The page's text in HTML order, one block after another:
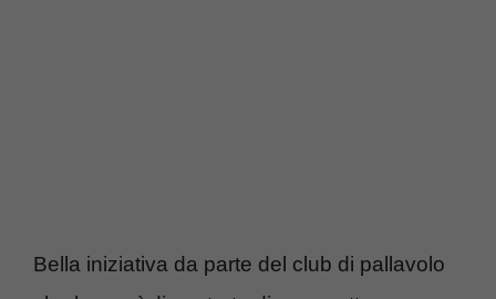
Bella iniziativa da parte del club di pallavolo